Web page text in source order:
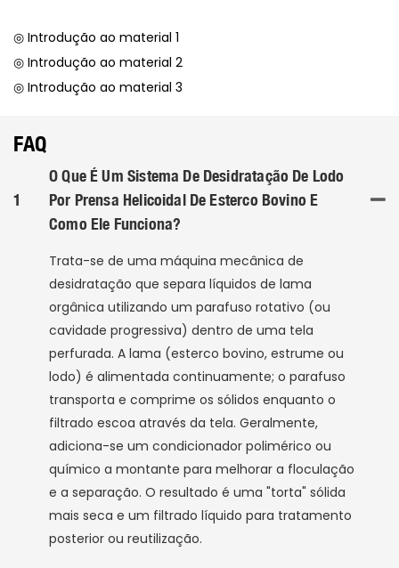
◎ Introdução ao material 1
◎ Introdução ao material 2
◎ Introdução ao material 3
FAQ
1
O Que É Um Sistema De Desidratação De Lodo
Por Prensa Helicoidal De Esterco Bovino E
Como Ele Funciona?
Trata-se de uma máquina mecânica de
desidratação que separa líquidos de lama
orgânica utilizando um parafuso rotativo (ou
cavidade progressiva) dentro de uma tela
perfurada. A lama (esterco bovino, estrume ou
lodo) é alimentada continuamente; o parafuso
transporta e comprime os sólidos enquanto o
filtrado escoa através da tela. Geralmente,
adiciona-se um condicionador polimérico ou
químico a montante para melhorar a floculação
e a separação. O resultado é uma "torta" sólida
mais seca e um filtrado líquido para tratamento
posterior ou reutilização.